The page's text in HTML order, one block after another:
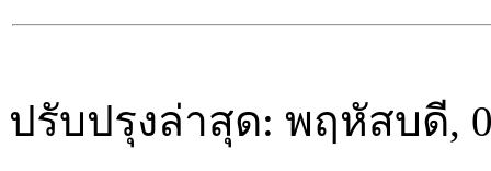
ปรับปรุงล่าสุด: พฤหัสบดี,